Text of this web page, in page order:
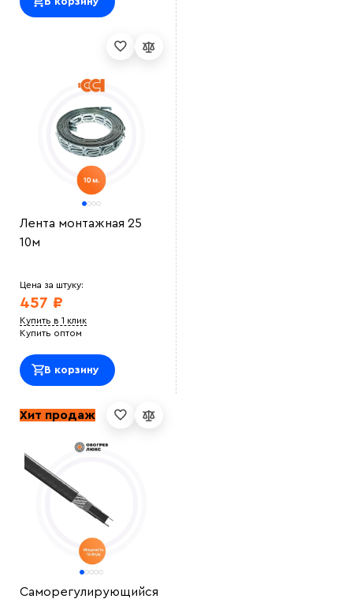
Лента монтажная 25
10м
Цена за штуку:
457 ₽
Купить в 1 клик
Купить оптом
В корзину
Хит продаж
Саморегулирующийся